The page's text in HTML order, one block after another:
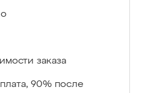
заказа
90% после